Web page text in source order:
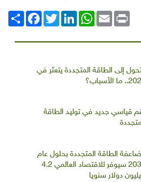
انشر
FacebookTwitterLinkedIn
WhatsAppEmail Print
إلى الطاقة المتجددة يتعثر في
الأسباب؟
قياسي جديد في توليد الطاقة
الطاقة المتجددة بحلول عام
2030 سيوفر للاقتصاد العالمي 4.2
دولار سنويا